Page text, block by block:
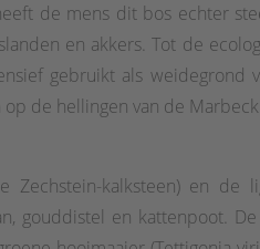
de mens dit bos echter
en akkers. Tot de
gebruikt als weidegrond
de hellingen van de
Zechstein-kalksteen) en
gouddistel en kattenpoot.